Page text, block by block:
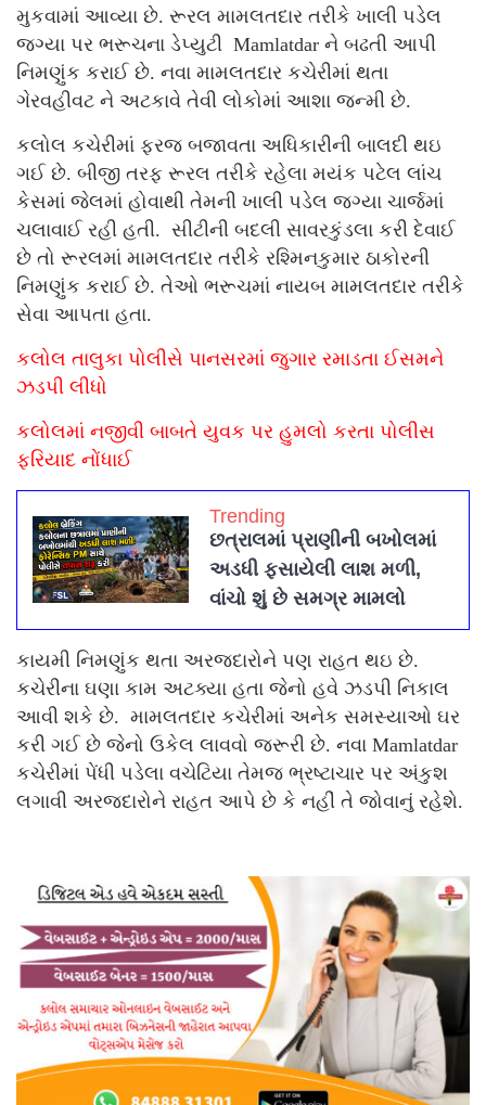
મુકવામાં આવ્યા છે. રૂરલ મામલતદાર તરીકે ખાલી પડેલ
જગ્યા પર ભરૂચના ડેપ્યુટી Mamlatdar ને બઢતી આપી
નિમણુંક કરાઈ છે. નવા મામલતદાર કચેરીમાં થતા
ગેરવહીવટ ને અટકાવે તેવી લોકોમાં આશા જન્મી છે.
કલોલ કચેરીમાં ફરજ બજાવતા અધિકારીની બાલદી થઇ
ગઈ છે. બીજી તરફ રૂરલ તરીકે રહેલા મયંક પટેલ લાંચ
કેસમાં જેલમાં હોવાથી તેમની ખાલી પડેલ જગ્યા ચાર્જમાં
ચલાવાઈ રહી હતી. સીટીની બદલી સાવરકુંડલા કરી દેવાઈ
છે તો રૂરલમાં મામલતદાર તરીકે રશ્મિનકુમાર ઠાકોરની
નિમણુંક કરાઈ છે. તેઓ ભરૂચમાં નાયબ મામલતદાર તરીકે
સેવા આપતા હતા.
કલોલ તાલુકા પોલીસે પાનસરમાં જુગાર રમાડતા ઈસમને
ઝડપી લીધો
કલોલમાં નજીવી બાબતે યુવક પર હુમલો કરતા પોલીસ
ફરિયાદ નોંધાઈ
Trending
છત્રાલમાં પ્રાણીની બખોલમાં
અડધી ફસાયેલી લાશ મળી,
વાંચો શું છે સમગ્ર મામલો
કાયમી નિમણુંક થતા અરજદારોને પણ રાહત થઇ છે.
કચેરીના ઘણા કામ અટક્યા હતા જેનો હવે ઝડપી નિકાલ
આવી શકે છે. મામલતદાર કચેરીમાં અનેક સમસ્યાઓ ઘર
કરી ગઈ છે જેનો ઉકેલ લાવવો જરૂરી છે. નવા Mamlatdar
કચેરીમાં પેંધી પડેલા વચેટિયા તેમજ ભ્રષ્ટાચાર પર અંકુશ
લગાવી અરજદારોને રાહત આપે છે કે નહીં તે જોવાનું રહેશે.